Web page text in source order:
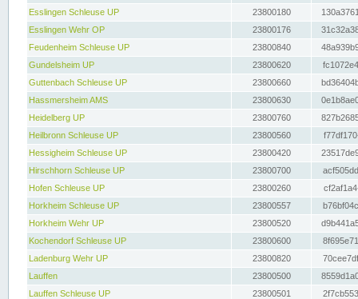
Esslingen Schleuse UP
23800180
Esslingen Wehr OP
23800176
Feudenheim Schleuse UP
23800840
Gundelsheim UP
23800620
Guttenbach Schleuse UP
23800660
Hassmersheim AMS
23800630
Heidelberg UP
23800760
Heilbronn Schleuse UP
23800560
Hessigheim Schleuse UP
23800420
Hirschhorn Schleuse UP
23800700
Hofen Schleuse UP
23800260
Horkheim Schleuse UP
23800557
Horkheim Wehr UP
23800520
Kochendorf Schleuse UP
23800600
Ladenburg Wehr UP
23800820
Lauffen
23800500
Lauffen Schleuse UP
23800501